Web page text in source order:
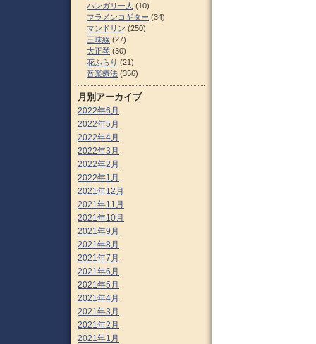
ハンガリー人 (10)
フラメンコギター (34)
マンドリン (250)
三味線 (27)
大正琴 (30)
花ふらり (21)
音楽療法 (356)
月別アーカイブ
2022年6月
2022年5月
2022年4月
2022年3月
2022年2月
2022年1月
2021年12月
2021年11月
2021年10月
2021年9月
2021年8月
2021年7月
2021年6月
2021年5月
2021年4月
2021年3月
2021年2月
2021年1月